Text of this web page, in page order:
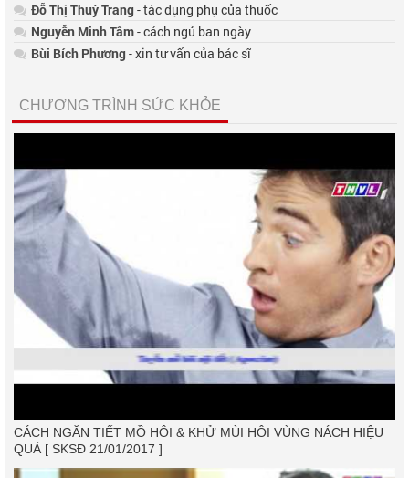
Đỗ Thị Thuỳ Trang- tác dụng phụ của thuốc
Nguyễn Minh Tâm- cách ngủ ban ngày
Bùi Bích Phương- xin tư vấn của bác sĩ
CHƯƠNG TRÌNH SỨC KHỎE
CÁCH NGĂN TIẾT MỒ HÔI & KHỬ MÙI HÔI VÙNG NÁCH HIỆU
QUẢ [ SKSĐ 21/01/2017 ]